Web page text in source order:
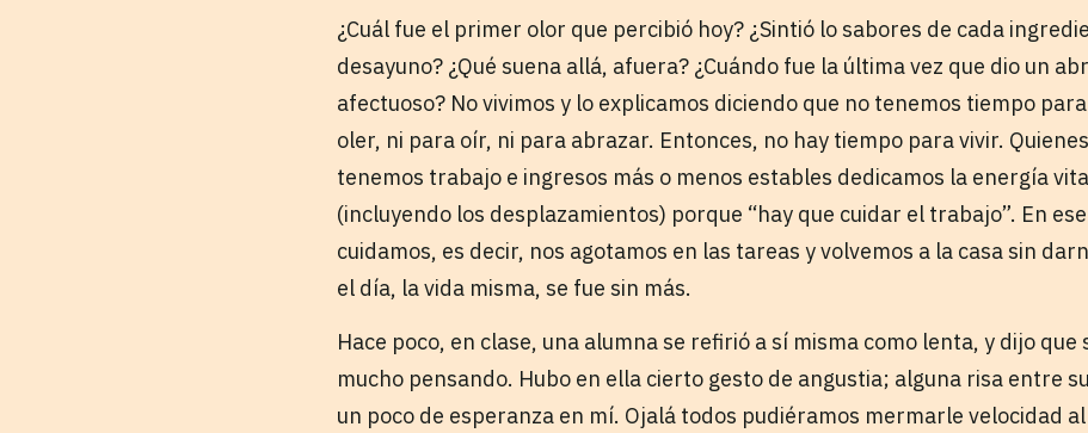
¿Cuál fue el primer olor que percibió hoy? ¿Sintió lo sabores de cada
desayuno? ¿Qué suena allá, afuera? ¿Cuándo fue la última vez que dio un
afectuoso? No vivimos y lo explicamos diciendo que no tenemos tiempo
oler, ni para oír, ni para abrazar. Entonces, no hay tiempo para vivir.
tenemos trabajo e ingresos más o menos estables dedicamos la energía
(incluyendo los desplazamientos) porque “hay que cuidar el trabajo”. En
cuidamos, es decir, nos agotamos en las tareas y volvemos a la casa sin
el día, la vida misma, se fue sin más.
Hace poco, en clase, una alumna se refirió a sí misma como lenta, y dijo que
mucho pensando. Hubo en ella cierto gesto de angustia; alguna risa entre
un poco de esperanza en mí. Ojalá todos pudiéramos mermarle velocidad